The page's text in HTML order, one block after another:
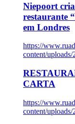
Niepoort
restaurante
em Londres
https://
content/
CARTA
https://
content/